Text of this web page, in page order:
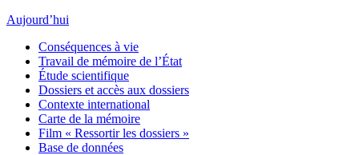
Aujourd’hui
Conséquences à vie
Travail de mémoire de l’État
Étude scientifique
Dossiers et accès aux dossiers
Contexte international
Carte de la mémoire
Film « Ressortir les dossiers »
Base de données